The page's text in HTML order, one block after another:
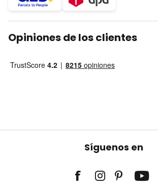
Opiniones de los clientes
Síguenos en